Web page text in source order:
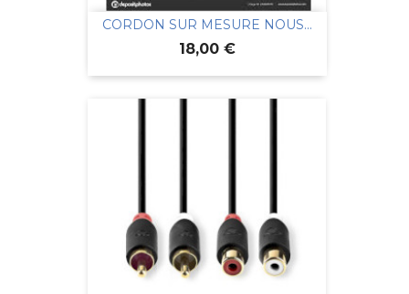
CORDON SUR MESURE NOUS...
Prix
18,00 €